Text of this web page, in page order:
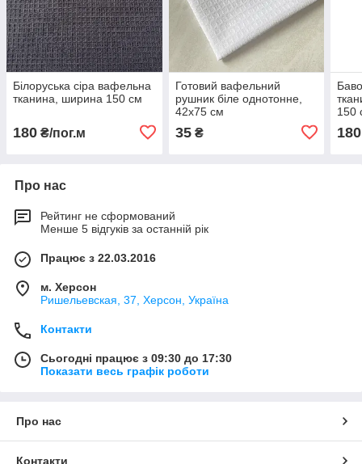
Білоруська сіра вафельна
тканина, ширина 150 см
180 ₴/пог.м
Готовий вафельний
рушник біле однотонне,
42х75 см
35₴
150
180
Про нас
Рейтинг не сформований
Менше 5 відгуків за останній рік
Працює з 22.03.2016
м. Херсон
Ришельевская, 37, Херсон, Україна
Контакти
Сьогодні працює з 09:30 до 17:30
Показати весь графік роботи
Про нас
Контакти